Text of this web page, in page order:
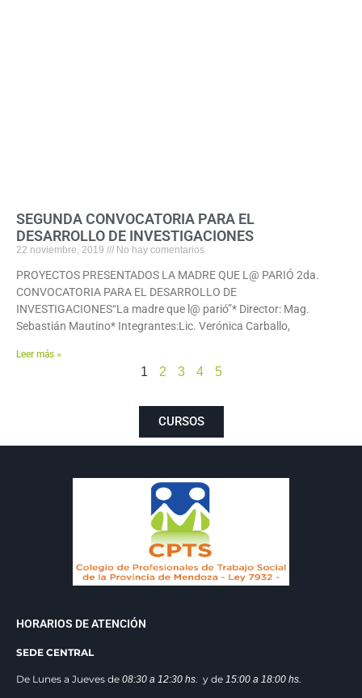
SEGUNDA CONVOCATORIA PARA EL
DESARROLLO DE INVESTIGACIONES
22 noviembre, 2019 No hay comentarios
PROYECTOS PRESENTADOS LA MADRE QUE L@ PARIÓ 2da.
CONVOCATORIA PARA EL DESARROLLO DE
INVESTIGACIONES“La madre que l@ parió”* Director: Mag.
Sebastián Mautino* Integrantes:Lic. Verónica Carballo,
Leer más »
1 2 3 4 5
CURSOS
HORARIOS DE ATENCIÓN
SEDE CENTRAL
De Lunes a Jueves de 08:30 a 12:30 hs. y de 15:00 a 18:00 hs.